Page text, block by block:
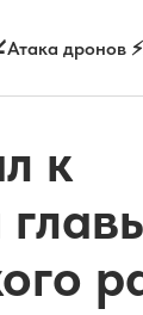
Атака дронов ⚡
к